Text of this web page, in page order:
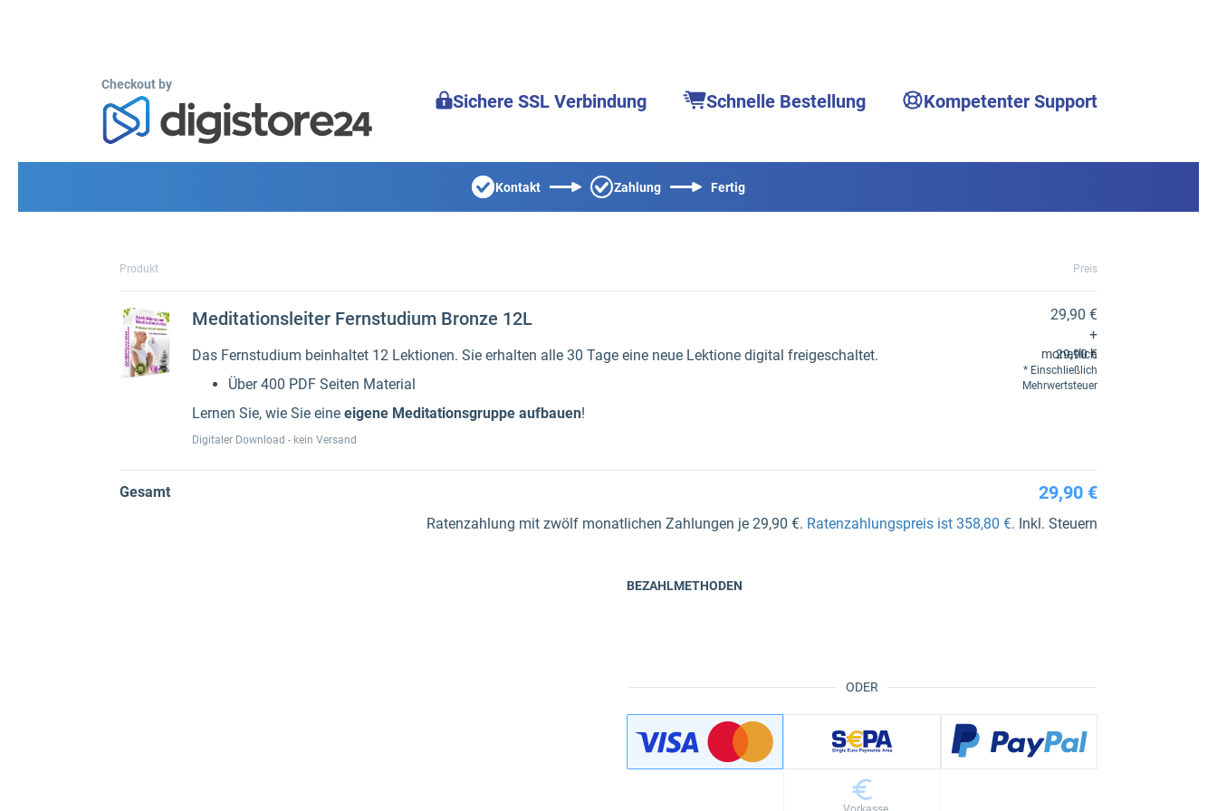
Checkout by
Sichere SSL Verbindung Schnelle Bestellung Kompetenter Support
Kontakt Zahlung Fertig
Produkt Preis
Meditationsleiter Fernstudium Bronze 12L
Das Fernstudium beinhaltet 12 Lektionen. Sie erhalten alle 30 Tage eine neue Lektione digital freigeschaltet.
Über 400 PDF Seiten Material
Lernen Sie, wie Sie eine eigene Meditationsgruppe aufbauen!
Digitaler Download - kein Versand
29,90 €
+
29,90 €
monatlich
Einschließlich
Mehrwertsteuer
Gesamt 29,90 €
Ratenzahlung mit zwölf monatlichen Zahlungen je 29,90 €. Ratenzahlungspreis ist 358,80 €. Inkl. Steuern
ODER
BEZAHLMETHODEN